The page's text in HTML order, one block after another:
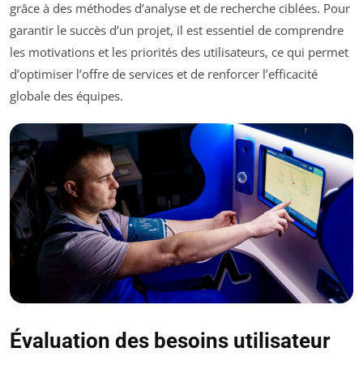
grâce à des méthodes d’analyse et de recherche ciblées. Pour
garantir le succès d’un projet, il est essentiel de comprendre
les motivations et les priorités des utilisateurs, ce qui permet
d’optimiser l’offre de services et de renforcer l’efficacité
globale des équipes.
Évaluation des besoins utilisateur